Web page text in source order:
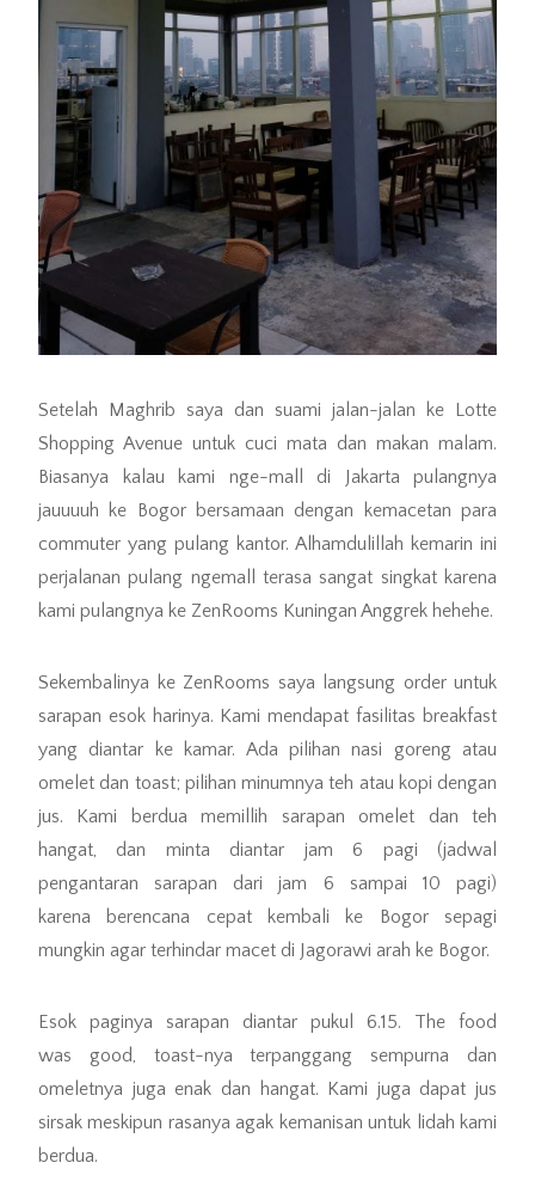
Setelah Maghrib saya dan suami jalan-jalan ke Lotte
Shopping Avenue untuk cuci mata dan makan malam.
Biasanya kalau kami nge-mall di Jakarta pulangnya
jauuuuh ke Bogor bersamaan dengan kemacetan para
commuter yang pulang kantor. Alhamdulillah kemarin ini
perjalanan pulang ngemall terasa sangat singkat karena
kami pulangnya ke ZenRooms Kuningan Anggrek hehehe.
Sekembalinya ke ZenRooms saya langsung order untuk
sarapan esok harinya. Kami mendapat fasilitas breakfast
yang diantar ke kamar. Ada pilihan nasi goreng atau
omelet dan toast; pilihan minumnya teh atau kopi dengan
jus. Kami berdua memillih sarapan omelet dan teh
hangat, dan minta diantar jam 6 pagi (jadwal
pengantaran sarapan dari jam 6 sampai 10 pagi)
karena berencana cepat kembali ke Bogor sepagi
mungkin agar terhindar macet di Jagorawi arah ke Bogor.
Esok paginya sarapan diantar pukul 6.15. The food
was good, toast-nya terpanggang sempurna dan
omeletnya juga enak dan hangat. Kami juga dapat jus
sirsak meskipun rasanya agak kemanisan untuk lidah kami
berdua.